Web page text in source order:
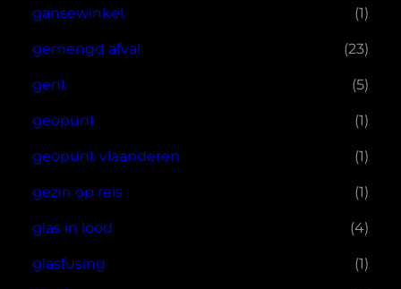
gansewinkel (1)
gemengd afval (23)
gent (5)
geopunt (1)
geopunt vlaanderen (1)
gezin op reis (1)
glas in lood (4)
glasfusing (1)